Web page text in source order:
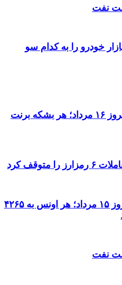
خودرو را به کدام سو
قیمت جهانی نفت امروز ۱۶ مرداد؛ هر بشکه برنت
کرد
قیمت جهانی طلا امروز ۱۵ مرداد؛ هر اونس به ۴۲۶۵